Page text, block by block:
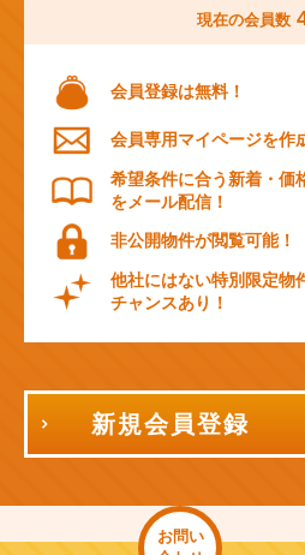
現在の会員数
会員登録は無料！
会員専用マイページを作
希望条件に合う新着・価
をメール配信！
非公開物件が閲覧可能！
他社にはない特別限定物
チャンスあり！
新規会員登録
お問い